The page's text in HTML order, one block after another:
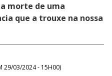
morte de uma
que a trouxe na nossa
29/03/2024 - 15H00)